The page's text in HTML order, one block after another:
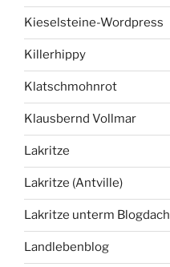
Kieselsteine-Wordpress
Killerhippy
Klatschmohnrot
Klausbernd Vollmar
Lakritze
Lakritze (Antville)
Lakritze unterm Blogdach
Landlebenblog